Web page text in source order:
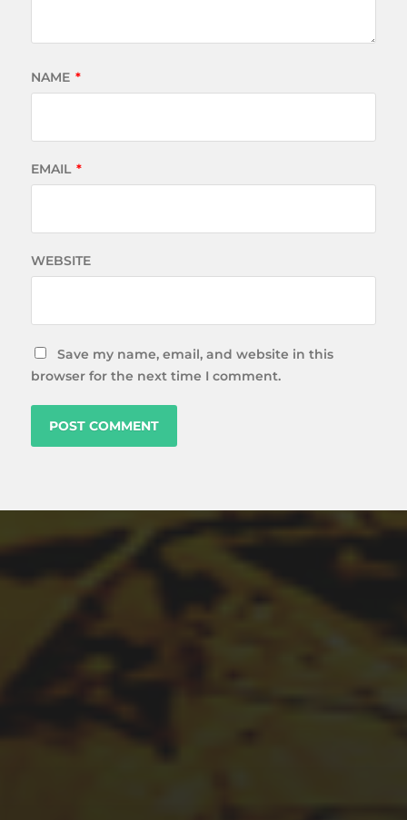
NAME *
EMAIL *
WEBSITE
Save my name, email, and website in this
browser for the next time I comment.